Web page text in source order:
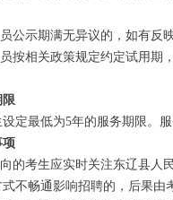
示期满无异议的，如有反映
相关政策规定约定试用期，
限
最低为5年的服务期限。服
考生应实时关注东辽县人民
不畅通影响招聘的，后果由